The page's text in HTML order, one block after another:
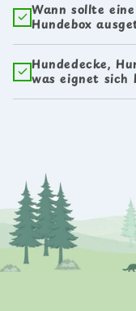
Wann sollte
Hundebox
Hundedecke,
was eignet sich